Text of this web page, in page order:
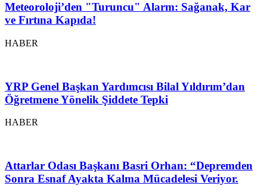
Meteoroloji’den "Turuncu" Alarm: Sağanak, Kar
ve Fırtına Kapıda!
HABER
YRP Genel Başkan Yardımcısı Bilal Yıldırım’dan
Öğretmene Yönelik Şiddete Tepki
HABER
Attarlar Odası Başkanı Basri Orhan: “Depremden
Sonra Esnaf Ayakta Kalma Mücadelesi Veriyor.